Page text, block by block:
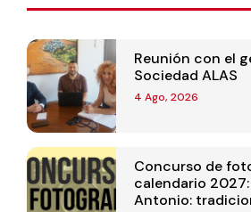
Reunión con el
Sociedad ALAS
4 Ago, 2026
Concurso de
calendario 2027:
Antonio: